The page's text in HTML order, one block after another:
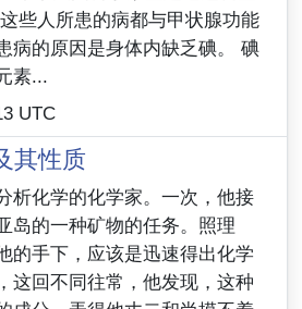
些人所患的病都与甲状腺功能
病的原因是身体内缺乏碘。 碘
素...
UTC
其性质
析化学的化学家。一次，他接
岛的一种矿物的任务。照理
的手下，应该是迅速得出化学
这回不同往常，他发现，这种